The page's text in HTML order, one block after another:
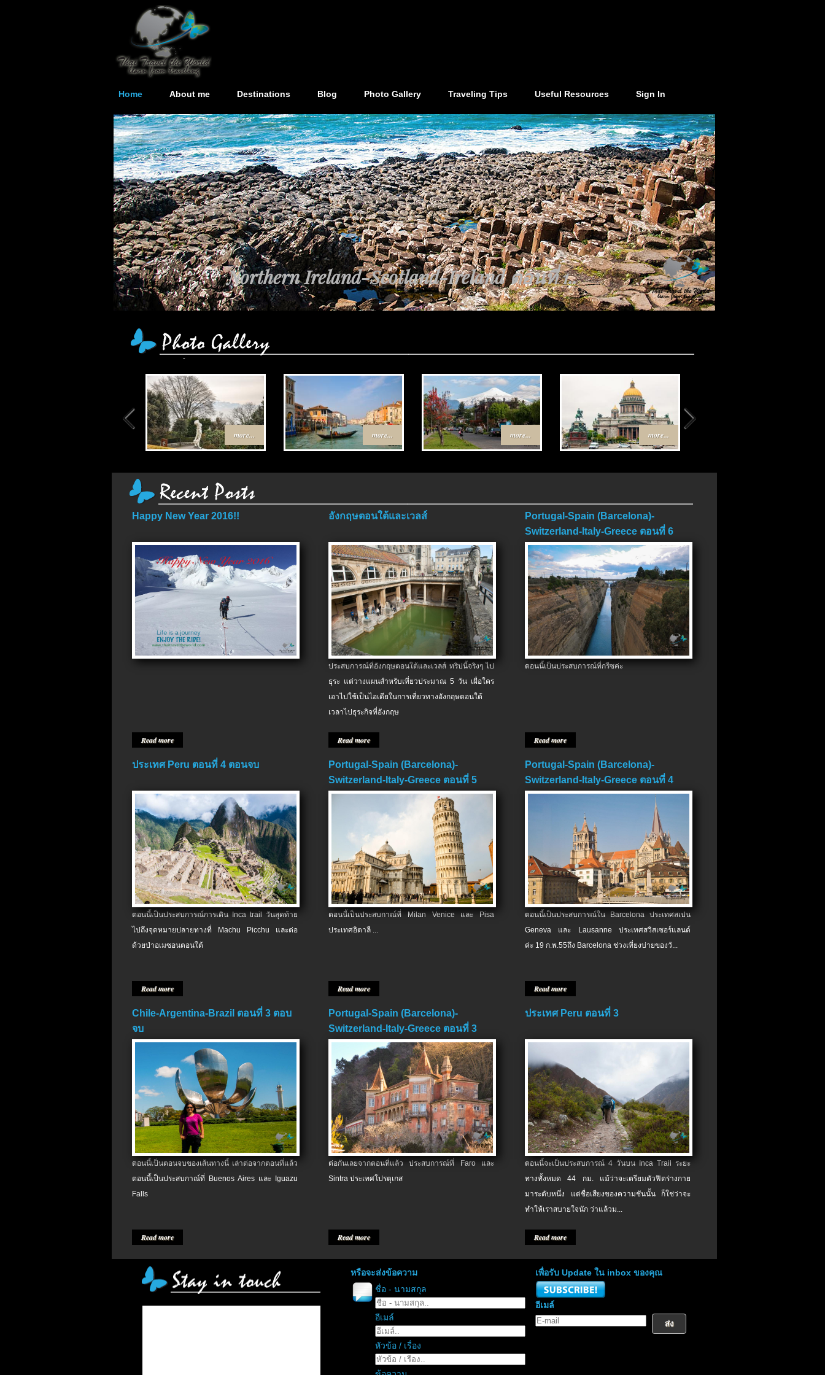
Home About me Destinations Blog Photo Gallery Traveling Tips Useful Resources Sign In
เส้นทาง Egypt-Jordan ตอนที่ 4 ตอนจบ..
more... more... more... more...
Happy New Year 2016!!
Read more
อังกฤษตอนใต้และเวลส์
ประสบการณ์ที่อังกฤษตอนใต้และเวลส์ ทริปนี้จริงๆ ไป
ธุระ แต่วางแผนสำหรับเที่ยวประมาณ 5 วัน เผื่อใคร
เอาไปใช้เป็นไอเดียในการเที่ยวทางอังกฤษตอนใต้
เวลาไปธุระกิจที่อังกฤษ
Read more
Portugal-Spain (Barcelona)-
Switzerland-Italy-Greece ตอนที่ 6
ตอนจบ
ตอนนี้เป็นประสบการณ์ที่กรีซค่ะ
Read more
ประเทศ Peru ตอนที่ 4 ตอนจบ
ตอนนี้เป็นประสบการณ์การเดิน Inca trail วันสุดท้าย
ไปถึงจุดหมายปลายทางที่ Machu Picchu และต่อ
ด้วยป่าอเมซอนตอนใต้
Read more
Portugal-Spain (Barcelona)-
Switzerland-Italy-Greece ตอนที่ 5
ตอนนี้เป็นประสบกาณ์ที่ Milan Venice และ Pisa
ประเทศอิตาลี ...
Read more
Portugal-Spain (Barcelona)-
Switzerland-Italy-Greece ตอนที่ 4
ตอนนี้เป็นประสบการณ์ใน Barcelona ประเทศสเปน
Geneva และ Lausanne ประเทศสวิสเซอร์แลนด์
ค่ะ 19 ก.พ.​55ถึง Barcelona ช่วงเที่ยงบ่ายของวั...
Read more
Chile-Argentina-Brazil ตอนที่ 3 ตอบ
จบ
ตอนนี้เป็นตอนจบของเส้นทางนี้ เล่าต่อจากตอนที่แล้ว
ตอนนี้เป็นประสบกาณ์ที่ Buenos Aires และ Iguazu
Falls
Read more
Portugal-Spain (Barcelona)-
Switzerland-Italy-Greece ตอนที่ 3
ต่อกันเลยจากตอนที่แล้ว ประสบการณ์ที่ Faro และ
Sintra ประเทศโปรตุเกส
Read more
ประเทศ Peru ตอนที่ 3
ตอนนี้จะเป็นประสบการณ์ 4 วันบน Inca Trail ระยะ
ทางทั้งหมด 44 กม. แม้ว่าจะเตรียมตัวฟิตร่างกาย
มาระดับหนึ่ง แต่ชื่อเสียงของความชันนั้น ก็ใช่ว่าจะ
ทำให้เราสบายใจนัก ว่าแล้วม...
Read more
หรือจะส่งข้อความ
ชื่อ - นามสกุล
อีเมล์
หัวข้อ / เรื่อง
เพื่อรับ Update ใน inbox ของคุณ
อีเมล์
ส่ง